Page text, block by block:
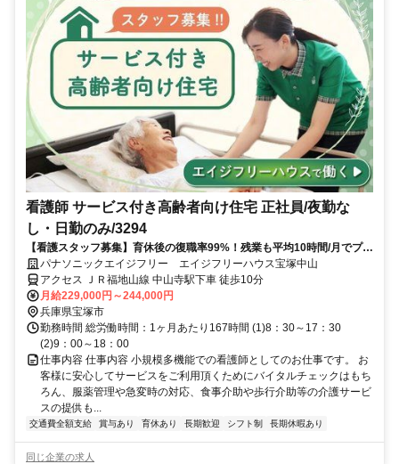
看護師 サービス付き高齢者向け住宅 正社員/夜勤な
し・日勤のみ/3294
【看護スタッフ募集】育休後の復職率99%！残業も平均10時間/月でプラ
イベートとの両立も可能です産休育休制度・介護休暇・時間制正社員制
度など、ライフステージが変わっても働き続けることのできる環境が整
っています！
パナソニックエイジフリー エイジフリーハウス宝塚中山
アクセス ＪＲ福地山線 中山寺駅下車 徒歩10分
月給229,000円～244,000円
兵庫県宝塚市
勤務時間 総労働時間：1ヶ月あたり167時間 (1)8：30～17：30
(2)9：00～18：00
仕事内容 仕事内容 小規模多機能での看護師としてのお仕事です。 お
客様に安心してサービスをご利用頂くためにバイタルチェックはもち
ろん、服薬管理や急変時の対応、食事介助や歩行介助等の介護サービ
スの提供も...
交通費全額支給 賞与あり 育休あり 長期歓迎 シフト制 長期休暇あり
同じ企業の求人